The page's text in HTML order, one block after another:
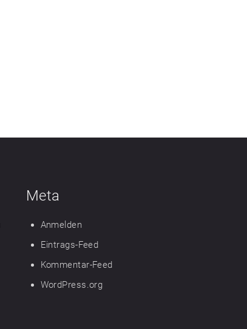
Meta
Anmelden
Eintrags-Feed
Kommentar-Feed
WordPress.org